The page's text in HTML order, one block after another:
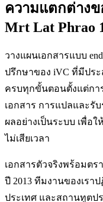
ความแตกต่าง
Mrt Lat Phrao
วางแผนเอกสารแบบ
ปรึกษาของ iVC ที่มีปร
ครบทุกขั้นตอนตั้งแต่กา
เอกสาร การแปลและรั
ผลอย่างเป็นระบบ เพื่อ
ไม่เสียเวลา
เอกสารตัวจริงพร้อมต
ปี 2013 ทีมงานของเรา
ประเทศ และสถานทูตป